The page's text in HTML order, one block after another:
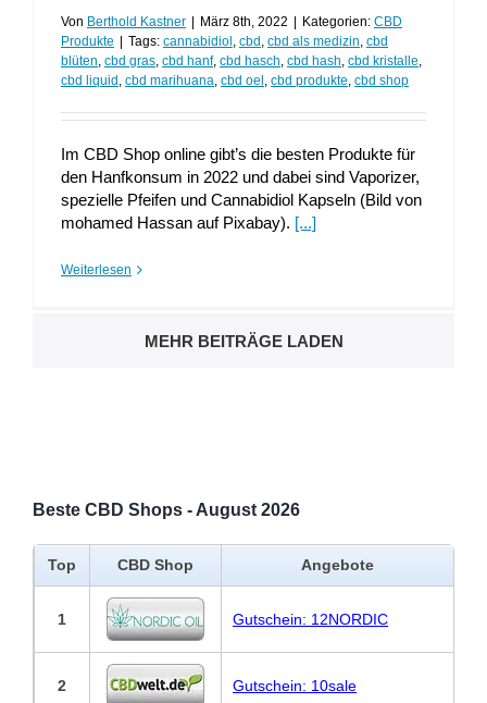
Von Berthold Kastner März 8th, 2022 Kategorien: CBD
Produkte
Tags: cannabidiol , cbd , cbd als medizin, cbd
blüten, cbd gras, cbd hanf, cbd hasch, cbd hash, cbd kristalle,
cbd liquid , cbd marihuana, cbd oel , cbd produkte, cbd shop
Im CBD Shop online gibt’s die besten Produkte für
den Hanfkonsum in 2022 und dabei sind Vaporizer,
spezielle Pfeifen und Cannabidiol Kapseln (Bild von
mohamed Hassan auf Pixabay). [...]
Weiterlesen
MEHR BEITRÄGE LADEN
Beste CBD Shops - August 2026
Top CBD Shop Angebote
1 Gutschein: 12NORDIC
2 Gutschein: 10sale